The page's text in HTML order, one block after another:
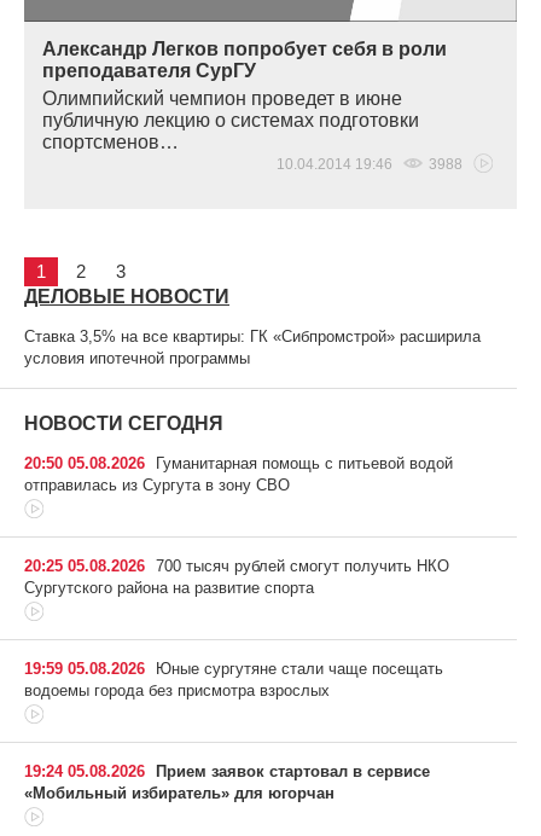
Александр Легков попробует себя в роли
преподавателя СурГУ
Олимпийский чемпион проведет в июне
публичную лекцию о системах подготовки
спортсменов…
10.04.2014 19:46 3988
1 2 3
ДЕЛОВЫЕ НОВОСТИ
Ставка 3,5% на все квартиры: ГК «Сибпромстрой» расширила
условия ипотечной программы
НОВОСТИ СЕГОДНЯ
20:50 05.08.2026
Гуманитарная помощь с питьевой водой
отправилась из Сургута в зону СВО
20:25 05.08.2026 700 тысяч рублей смогут получить НКО
Сургутского района на развитие спорта
19:59 05.08.2026
Юные сургутяне стали чаще посещать
водоемы города без присмотра взрослых
19:24 05.08.2026
Прием заявок стартовал в сервисе
«Мобильный избиратель» для югорчан